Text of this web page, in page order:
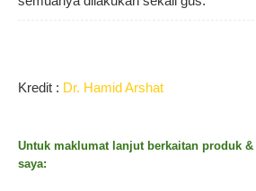
Kredit : Dr. Hamid Arshat
Untuk maklumat lanjut berkaitan produk
saya: